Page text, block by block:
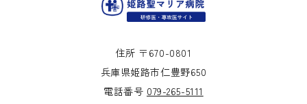
住所 〒670-0801
兵庫県姫路市仁豊野650
電話番号 079-265-5111